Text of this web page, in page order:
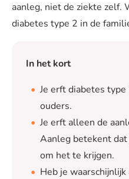
aanleg, niet de ziekte zelf.
diabetes type 2 in de
In het kort
Je erft diabetes
ouders.
Je erft alleen de
Aanleg betekent
om het te krijgen.
Heb je